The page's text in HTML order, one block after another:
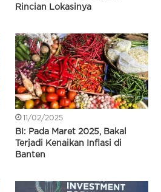
Rincian Lokasinya
11/02/2025
BI: Pada Maret 2025, Bakal
Terjadi Kenaikan Inflasi di
Banten